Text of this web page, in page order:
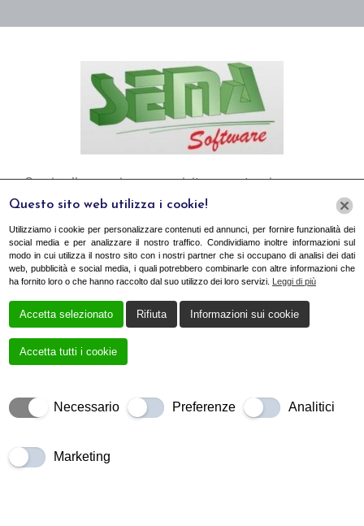
Grazie alla esperienza acquisita come tecnico
commerciale presso la multinazionale tedesca Sema
software, il Per.Ed.Ind. Danni Fontanive è in grado di
fornire assistenza tecnica sul uso del software
CAD/CAM SEMA per l’edilizia in legno a tutti gli
operatori che utilizzano questo software, sia per
quanto riguarda il progetto della struttura in legno sia
per quanto riguarda l’interfaccia con le varie macchine
.dxf. Per ricevere ulteriori informazioni sul servizio di
studio.
Questo sito web utilizza i cookie!
Utilizziamo i cookie per personalizzare contenuti ed annunci, per fornire funzionalità dei
social media e per analizzare il nostro traffico. Condividiamo inoltre informazioni sul
modo in cui utilizza il nostro sito con i nostri partner che si occupano di analisi dei dati
web, pubblicità e social media, i quali potrebbero combinarle con altre informazioni che
ha fornito loro o che hanno raccolto dal suo utilizzo dei loro servizi. Leggi di più
Accetta selezionato Rifiuta Informazioni sui cookie
Accetta tutti i cookie
Necessario Preferenze Analitici
Marketing